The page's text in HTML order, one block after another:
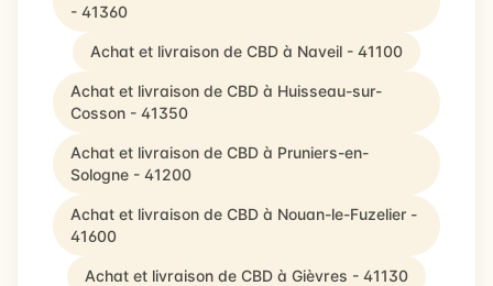
- 41360
Achat et livraison de CBD à Naveil - 41100
Achat et livraison de CBD à Huisseau-sur-
Cosson - 41350
Achat et livraison de CBD à Pruniers-en-
Sologne - 41200
Achat et livraison de CBD à Nouan-le-Fuzelier -
41600
Achat et livraison de CBD à Gièvres - 41130